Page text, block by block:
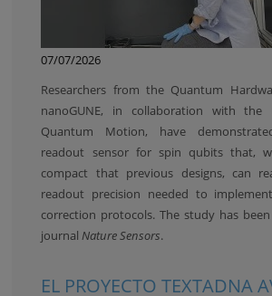
07/07/2026
Researchers from the Quantum
nanoGUNE, in collaboration with the
Quantum Motion, have
readout sensor for spin qubits that,
compact that previous designs, can
readout precision needed to
correction protocols. The study has
journalNature Sensors.
EL PROYECTO TEXTADNA